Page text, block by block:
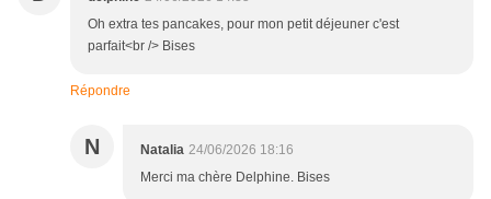
Oh extra tes pancakes, pour mon petit déjeuner c'est
parfait<br /> Bises
Répondre
N Natalia 24/06/2026 18:16
Merci ma chère Delphine. Bises